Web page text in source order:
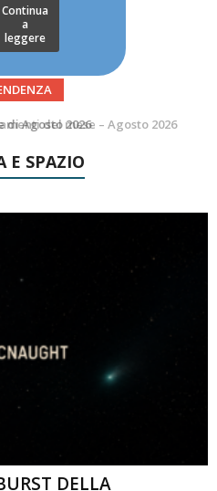
Continua
a
leggere
del mese – Agosto 2026
LA 10P/TEMPEL AL PERIELIO
E SPAZIO
DELLA